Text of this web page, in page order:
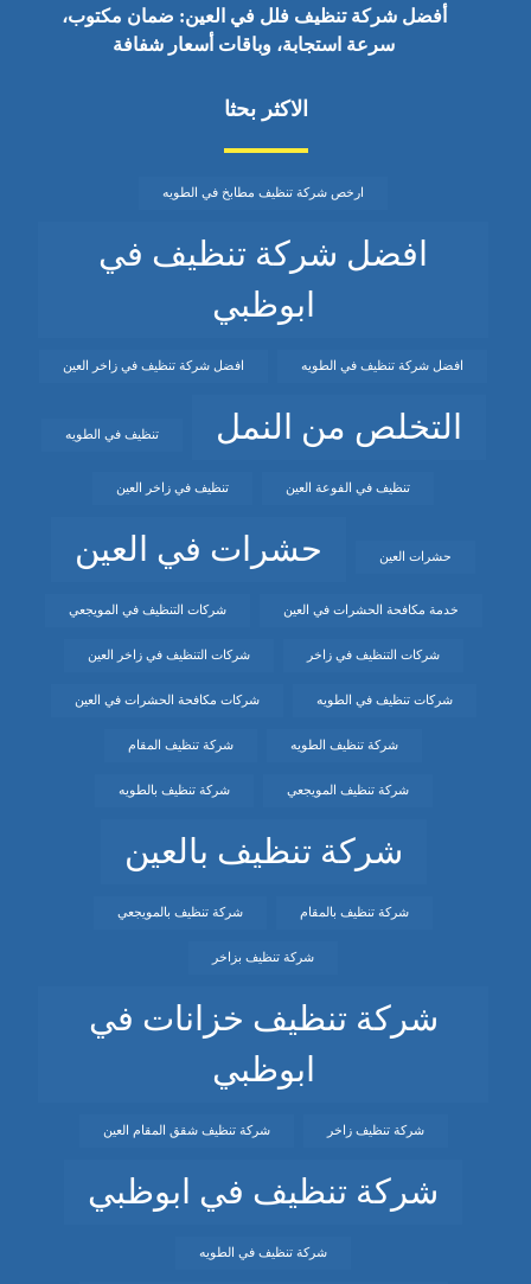
أفضل شركة تنظيف فلل في العين: ضمان مكتوب،
سرعة استجابة، وباقات أسعار شفافة
الاكثر بحثا
ارخص شركة تنظيف مطابخ في الطويه
افضل شركة تنظيف في
ابوظبي
افضل شركة تنظيف في الطويه افضل شركة تنظيف في زاخر العين
التخلص من النمل تنظيف في الطويه
تنظيف في الفوعة العين تنظيف في زاخر العين
حشرات العين حشرات في العين
خدمة مكافحة الحشرات في العين شركات التنظيف في المويجعي
شركات التنظيف في زاخر شركات التنظيف في زاخر العين
شركات تنظيف في الطويه شركات مكافحة الحشرات في العين
شركة تنظيف الطويه شركة تنظيف المقام
شركة تنظيف المويجعي شركة تنظيف بالطويه
شركة تنظيف بالعين
شركة تنظيف بالمقام شركة تنظيف بالمويجعي
شركة تنظيف بزاخر
شركة تنظيف خزانات في
ابوظبي
شركة تنظيف زاخر شركة تنظيف شقق المقام العين
شركة تنظيف في ابوظبي
شركة تنظيف في الطويه